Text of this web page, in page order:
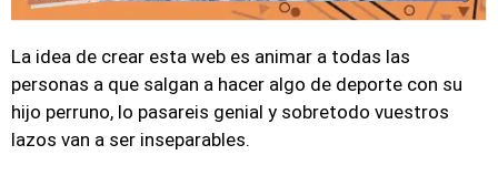
La idea de crear esta web es animar a todas las
personas a que salgan a hacer algo de deporte con su
hijo perruno, lo pasareis genial y sobretodo vuestros
lazos van a ser inseparables.